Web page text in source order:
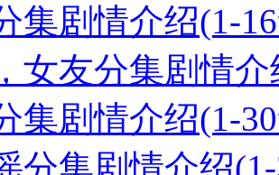
集剧情介绍(1-
女友分集剧情
集剧情介绍(1-
分集剧情介绍